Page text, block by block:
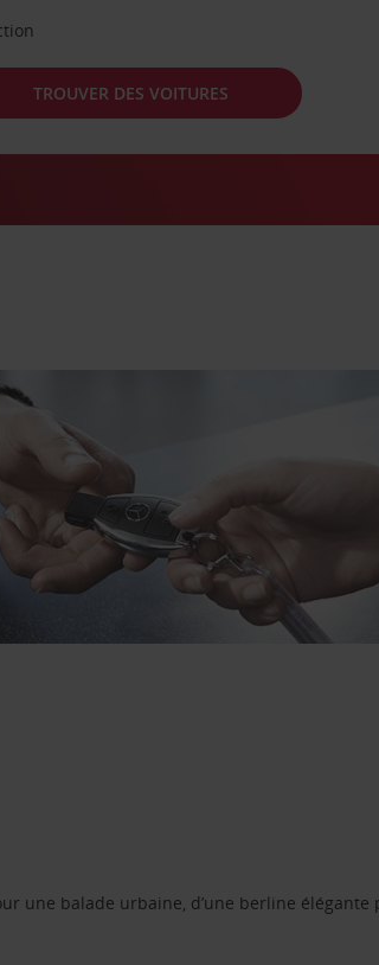
TROUVER DES VOITURES
une balade urbaine, d’une berline élégante